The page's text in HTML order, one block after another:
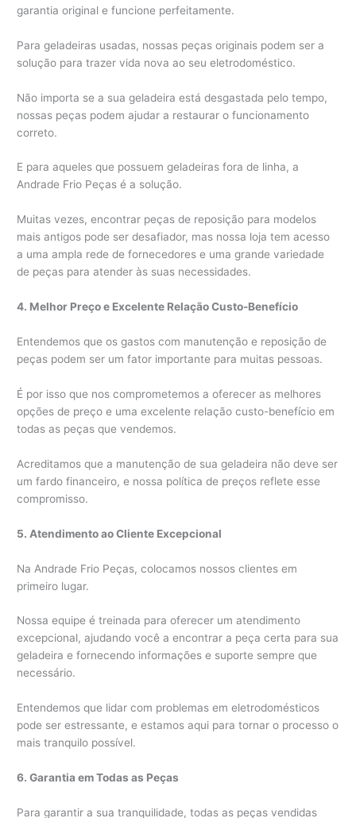
garantia original e funcione perfeitamente.
Para geladeiras usadas, nossas peças originais podem ser a
solução para trazer vida nova ao seu eletrodoméstico.
Não importa se a sua geladeira está desgastada pelo tempo,
nossas peças podem ajudar a restaurar o funcionamento
correto.
E para aqueles que possuem geladeiras fora de linha, a
Andrade Frio Peças é a solução.
Muitas vezes, encontrar peças de reposição para modelos
mais antigos pode ser desafiador, mas nossa loja tem acesso
a uma ampla rede de fornecedores e uma grande variedade
de peças para atender às suas necessidades.
4. Melhor Preço e Excelente Relação Custo-Benefício
Entendemos que os gastos com manutenção e reposição de
peças podem ser um fator importante para muitas pessoas.
É por isso que nos comprometemos a oferecer as melhores
opções de preço e uma excelente relação custo-benefício em
todas as peças que vendemos.
Acreditamos que a manutenção de sua geladeira não deve ser
um fardo financeiro, e nossa política de preços reflete esse
compromisso.
5. Atendimento ao Cliente Excepcional
Na Andrade Frio Peças, colocamos nossos clientes em
primeiro lugar.
Nossa equipe é treinada para oferecer um atendimento
excepcional, ajudando você a encontrar a peça certa para sua
geladeira e fornecendo informações e suporte sempre que
necessário.
Entendemos que lidar com problemas em eletrodomésticos
pode ser estressante, e estamos aqui para tornar o processo o
mais tranquilo possível.
6. Garantia em Todas as Peças
Para garantir a sua tranquilidade, todas as peças vendidas